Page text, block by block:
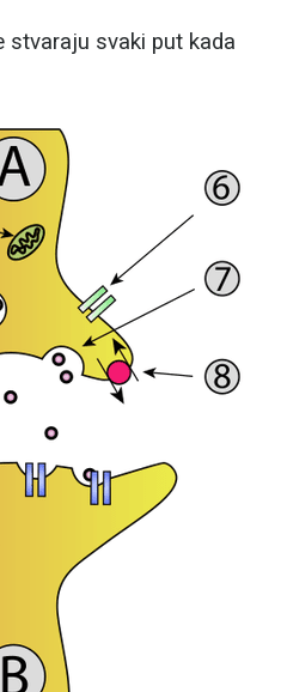
svaki put kada